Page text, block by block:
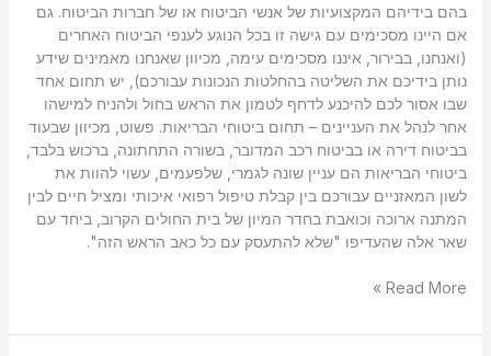
בהם בידיהם המקצועיות של אנשי הביטוח או של חברות הביטוח. גם
אם היינו מסכימים עם גישה זו בכל הנוגע לענפי הביטוח האחרים
(ואנחנו, בבירור, איננו מסכימים עימה, מכיוון שאנחנו מאמינים שידע
נותן בידיכם את השליטה בהחלטות הנכונות עבורכם), יש תחום אחד
שבו אסור לכם להיכנע לדחף לטמון את הראש בחול ולהניח למישהו
אחר לנהל את העניינים – תחום ביטוחי הבריאות. פשוט, מכיוון שבעוד
בביטוח דירה או בביטוח רכב המדובר, בשורה התחתונה, ברכוש בלבד,
ביטוחי הבריאות הם עניין שונה לגמרי, שלפעמים, עשוי להוות את
לשון המאזניים עבורכם בין קבלת טיפול רפואי איכותי ומציל חיים לבין
המתנה ארוכה וכואבת בחדר המיון של בית החולים הקרוב, ביחד עם
שאר אלה שהעדיפו "שלא להתעסק עם כל כאב הראש הזה".
Read More »